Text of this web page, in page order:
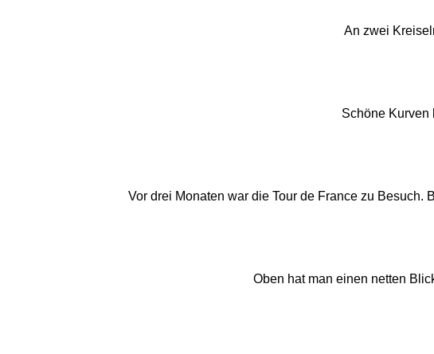
An zwei
Schöne Kurven
Vor drei Monaten war die Tour de France zu
Oben hat man einen netten